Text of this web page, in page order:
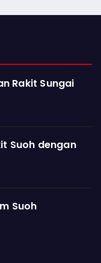
Rakit Sungai
Suoh dengan
Suoh